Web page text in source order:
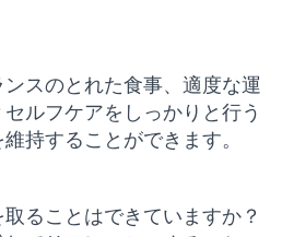
スのとれた食事、適度な運
ルフケアをしっかりと行う
持することができます。
ることはできていますか？